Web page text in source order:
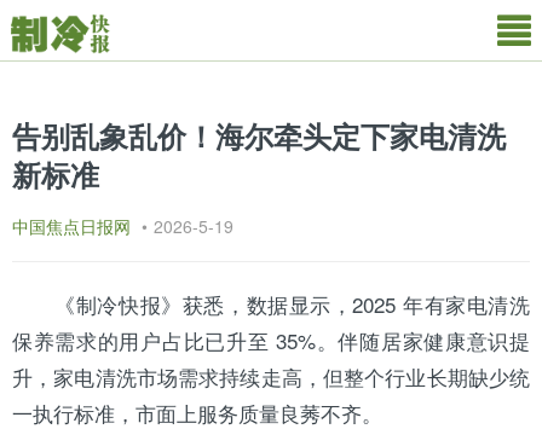
告别乱象乱价！海尔牵头定下家电清洗
新标准
中国焦点日报网 • 2026-5-19
《制冷快报》获悉，数据显示，2025 年有家电清洗
保养需求的用户占比已升至 35%。伴随居家健康意识提
升，家电清洗市场需求持续走高，但整个行业长期缺少统
一执行标准，市面上服务质量良莠不齐。